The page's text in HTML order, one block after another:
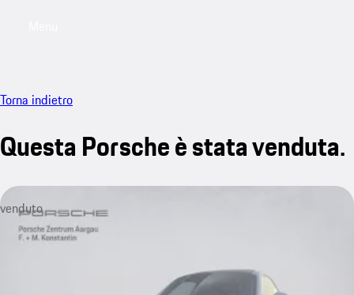
Torna indietro
Questa Porsche è stata venduta.
venduto